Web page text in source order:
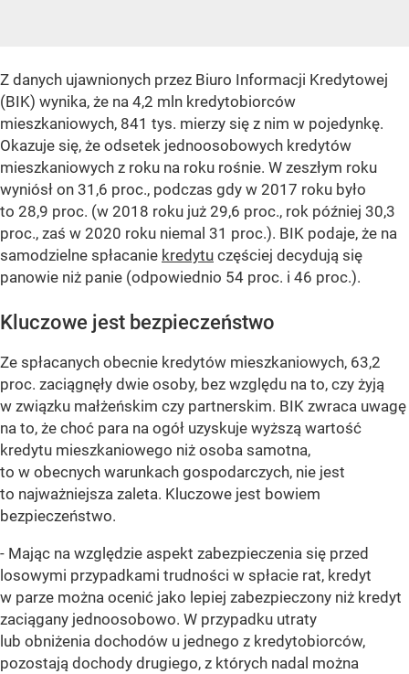
Z danych ujawnionych przez Biuro Informacji Kredytowej
(BIK) wynika, że na 4,2 mln kredytobiorców
mieszkaniowych, 841 tys. mierzy się z nim w pojedynkę.
Okazuje się, że odsetek jednoosobowych kredytów
mieszkaniowych z roku na roku rośnie. W zeszłym roku
wyniósł on 31,6 proc., podczas gdy w 2017 roku było
to 28,9 proc. (w 2018 roku już 29,6 proc., rok później 30,3
proc., zaś w 2020 roku niemal 31 proc.). BIK podaje, że na
samodzielne spłacanie kredytu częściej decydują się
panowie niż panie (odpowiednio 54 proc. i 46 proc.).
Kluczowe jest bezpieczeństwo
Ze spłacanych obecnie kredytów mieszkaniowych, 63,2
proc. zaciągnęły dwie osoby, bez względu na to, czy żyją
w związku małżeńskim czy partnerskim. BIK zwraca uwagę
na to, że choć para na ogół uzyskuje wyższą wartość
kredytu mieszkaniowego niż osoba samotna,
to w obecnych warunkach gospodarczych, nie jest
to najważniejsza zaleta. Kluczowe jest bowiem
bezpieczeństwo.
- Mając na względzie aspekt zabezpieczenia się przed
losowymi przypadkami trudności w spłacie rat, kredyt
w parze można ocenić jako lepiej zabezpieczony niż kredyt
zaciągany jednoosobowo. W przypadku utraty
lub obniżenia dochodów u jednego z kredytobiorców,
pozostają dochody drugiego, z których nadal można